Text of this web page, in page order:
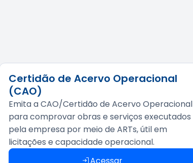
Certidão de Acervo Operacional
(CAO)
Emita a CAO/Certidão de Acervo Operacional
para comprovar obras e serviços executados
pela empresa por meio de ARTs, útil em
licitações e capacidade operacional.
Acessar